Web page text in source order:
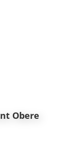
Obere